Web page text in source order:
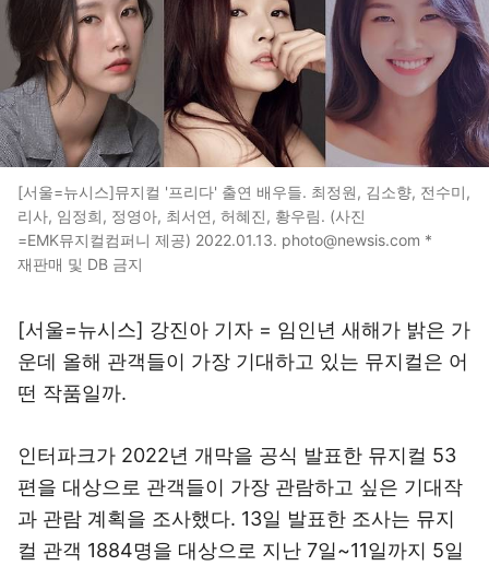
[서울=뉴시스]뮤지컬 '프리다' 출연 배우들. 최정원, 김소향, 전수미,
리사, 임정희, 정영아, 최서연, 허혜진, 황우림. (사진
=EMK뮤지컬컴퍼니 제공) 2022.01.13. photo@newsis.com *
재판매 및 DB 금지
[서울=뉴시스] 강진아 기자 = 임인년 새해가 밝은 가
운데 올해 관객들이 가장 기대하고 있는 뮤지컬은 어
떤 작품일까.
인터파크가 2022년 개막을 공식 발표한 뮤지컬 53
편을 대상으로 관객들이 가장 관람하고 싶은 기대작
과 관람 계획을 조사했다. 13일 발표한 조사는 뮤지
컬 관객 1884명을 대상으로 지난 7일~11일까지 5일